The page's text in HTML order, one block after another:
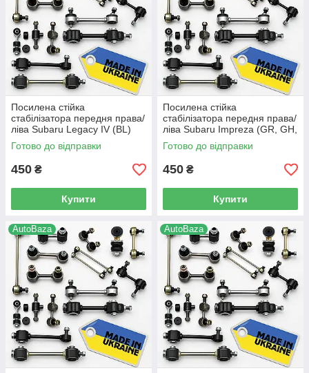
Посилена стійка
стабілізатора передня права/
ліва Subaru Legacy IV (BL)
(2003-2015 р.в) -
20470FE000, (66)
Готово до відправки
450 ₴
Купити
Посилена стійка
стабілізатора передня права/
ліва Subaru Impreza (GR, GH,
G3) (2007-2014 р.в) -
20470FE000, (66)
Готово до відправки
450 ₴
Купити
AutoBaza AutoBaza